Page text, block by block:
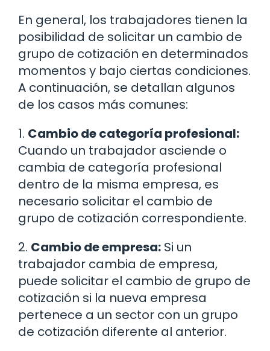
En general, los trabajadores tienen la
posibilidad de solicitar un cambio de
grupo de cotización en determinados
momentos y bajo ciertas condiciones.
A continuación, se detallan algunos
de los casos más comunes:
1. Cambio de categoría profesional:
Cuando un trabajador asciende o
cambia de categoría profesional
dentro de la misma empresa, es
necesario solicitar el cambio de
grupo de cotización correspondiente.
2. Cambio de empresa: Si un
trabajador cambia de empresa,
puede solicitar el cambio de grupo de
cotización si la nueva empresa
pertenece a un sector con un grupo
de cotización diferente al anterior.